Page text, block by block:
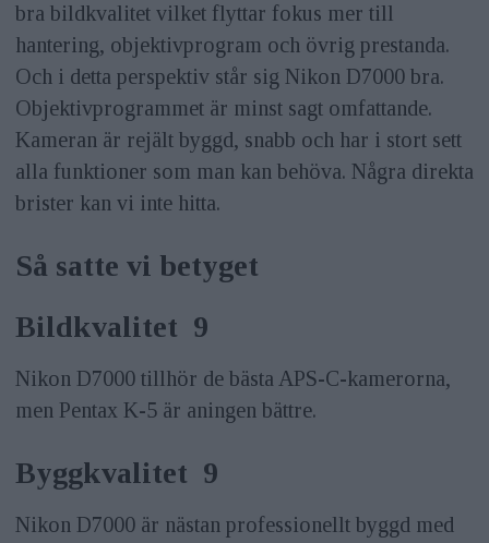
bra bildkvalitet vilket flyttar fokus mer till
hantering, objektivprogram och övrig prestanda.
Och i detta perspektiv står sig Nikon D7000 bra.
Objektivprogrammet är minst sagt omfattande.
Kameran är rejält byggd, snabb och har i stort sett
alla funktioner som man kan behöva. Några direkta
brister kan vi inte hitta.
Så satte vi betyget
Bildkvalitet 9
Nikon D7000 tillhör de bästa APS-C-kamerorna,
men Pentax K-5 är aningen bättre.
Byggkvalitet 9
Nikon D7000 är nästan professionellt byggd med